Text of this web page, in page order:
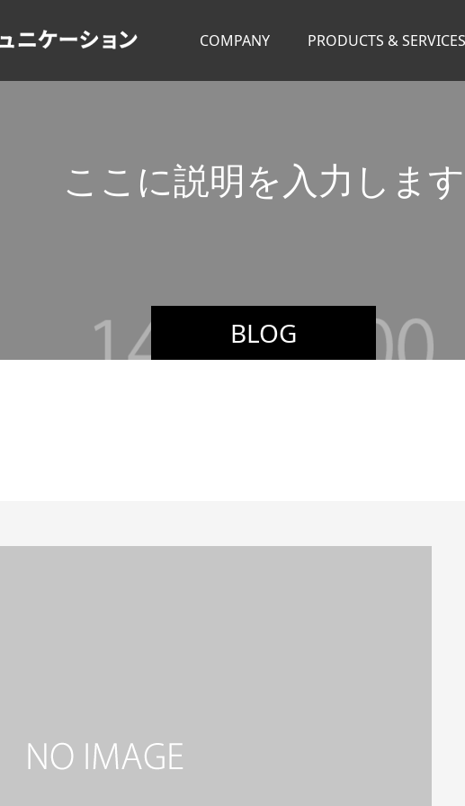
COMPANY PRODUCTS & SERVICES
BLOG
ここに説明を入力し ます